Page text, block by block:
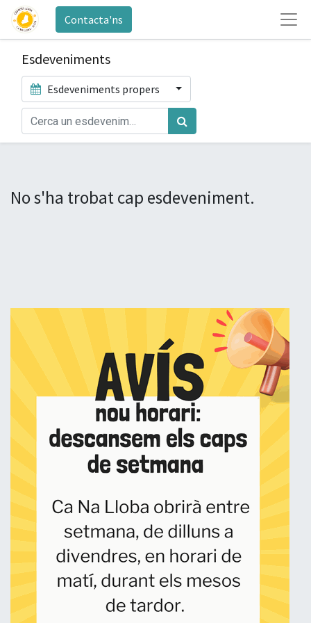
Contacta'ns
Esdeveniments
Esdeveniments propers
No s'ha trobat cap esdeveniment.